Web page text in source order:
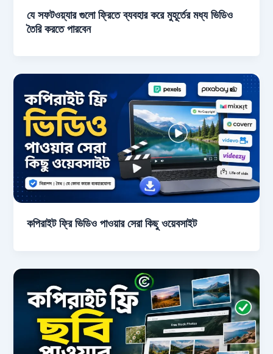
যে সফটওয়্যার গুলো ফ্রিতে ব্যবহার করে মুহূর্তের মধ্য ভিডিও
তৈরি করতে পারবেন
কপিরাইট ফ্রি ভিডিও পাওয়ার সেরা কিছু ওয়েবসাইট